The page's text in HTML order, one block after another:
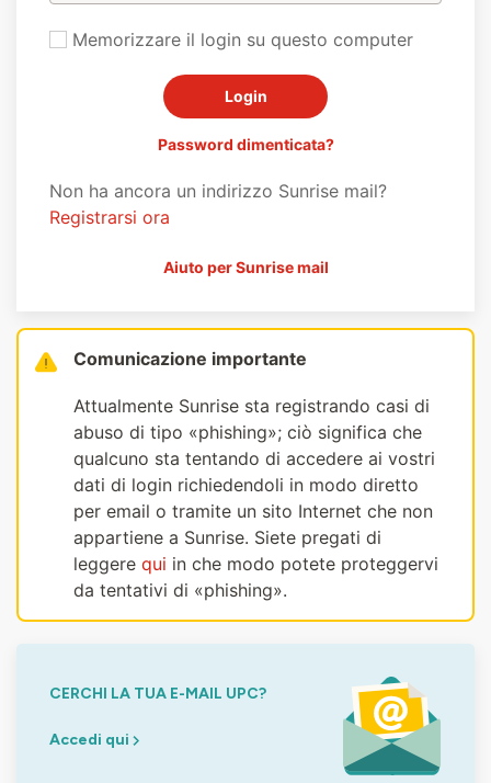
Memorizzare il login su questo computer
Password dimenticata?
Non ha ancora un indirizzo Sunrise mail?
Registrarsi ora
Aiuto per Sunrise mail
Comunicazione importante
Attualmente Sunrise sta registrando casi di
abuso di tipo «phishing»; ciò significa che
qualcuno sta tentando di accedere ai vostri
dati di login richiedendoli in modo diretto
per email o tramite un sito Internet che non
appartiene a Sunrise. Siete pregati di
leggere qui in che modo potete proteggervi
da tentativi di «phishing».
CERCHI LA TUA E-MAIL UPC?
Accedi qui